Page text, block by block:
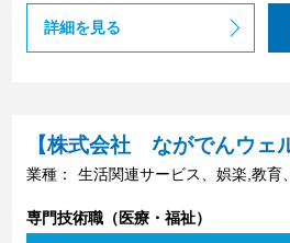
詳細を見る
【株式会社 ながでんウェ
業種： 生活関連サービス、娯楽,教育
専門技術職（医療・福祉）